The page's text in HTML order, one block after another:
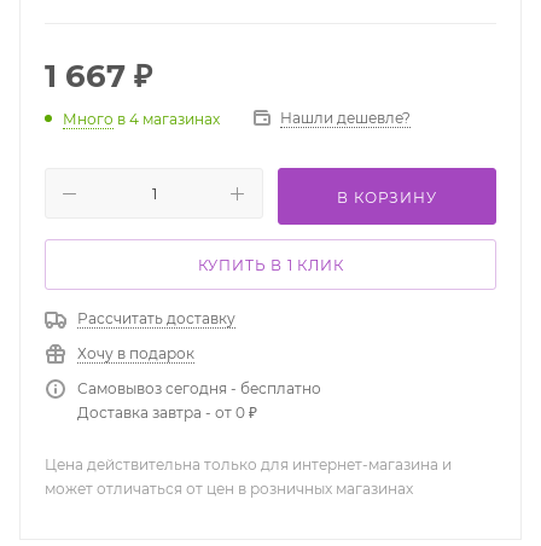
1 667 ₽
Много в 4 магазинах Нашли дешевле?
В КОРЗИНУ
КУПИТЬ В 1 КЛИК
Рассчитать доставку
Хочу в подарок
Самовывоз сегодня - бесплатно
Доставка завтра - от 0 ₽
Цена действительна только для интернет-магазина и
может отличаться от цен в розничных магазинах